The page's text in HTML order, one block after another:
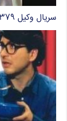
سریال وکیل ۱۳۷۹